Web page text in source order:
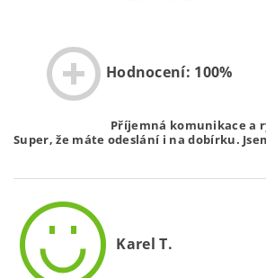
Hodnocení: 100%
Příjemná komunikace a
Super, že máte odeslání i na dobírku.